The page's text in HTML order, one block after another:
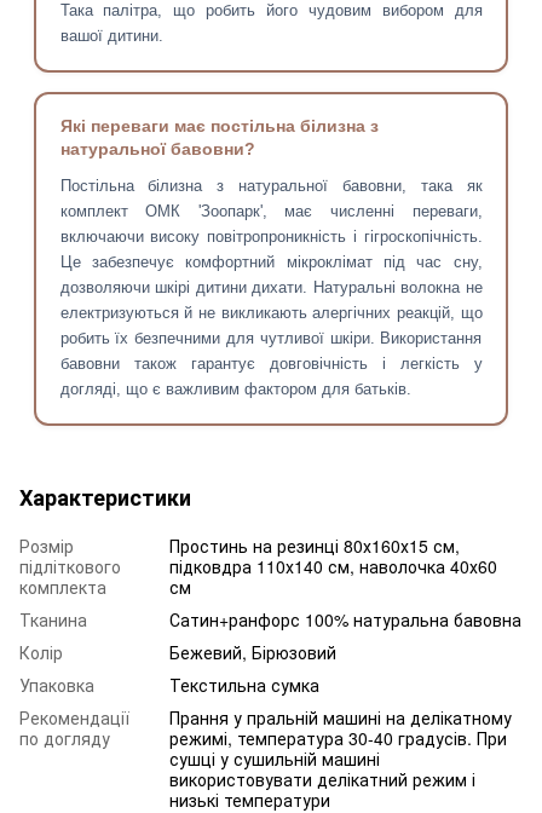
Така палітра, що робить його чудовим вибором для
вашої дитини.
Які переваги має постільна білизна з
натуральної бавовни?
Постільна білизна з натуральної бавовни, така як
комплект ОМК 'Зоопарк', має численні переваги,
включаючи високу повітропроникність і гігроскопічність.
Це забезпечує комфортний мікроклімат під час сну,
дозволяючи шкірі дитини дихати. Натуральні волокна не
електризуються й не викликають алергічних реакцій, що
робить їх безпечними для чутливої шкіри. Використання
бавовни також гарантує довговічність і легкість у
догляді, що є важливим фактором для батьків.
Характеристики
Розмір
підліткового
комплекта
Простинь на резинці 80х160х15 см,
підковдра 110х140 см, наволочка 40х60
см
Тканина
Сатин+ранфорс 100% натуральна бавовна
Колір
Бежевий, Бірюзовий
Упаковка
Текстильна сумка
Рекомендації
по догляду
Прання у пральній машині на делікатному
режимі, температура 30-40 градусів. При
сушці у сушильній машині
використовувати делікатний режим і
низькі температури